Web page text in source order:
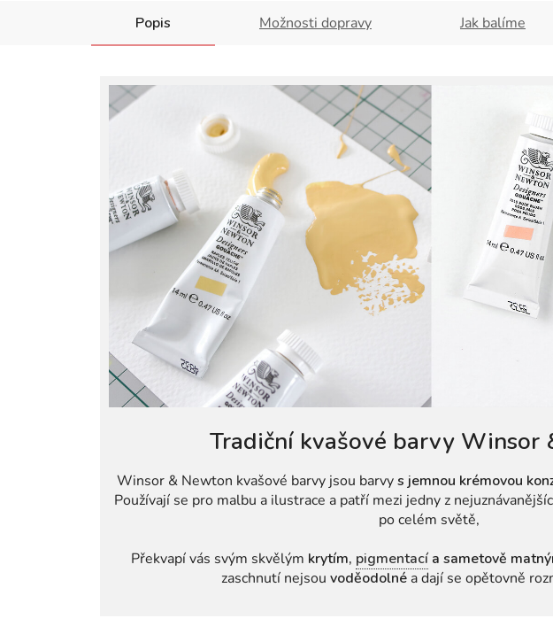
Popis Možnosti dopravy Jak balíme
Tradiční kvašové barvy Winsor
Winsor & Newton kvašové barvy jsou barvys jemnou krémovou
Používají se pro malbu a ilustrace a patří mezi jedny z
po celém světě,
Překvapí vás svým skvělým krytím, pigmentacía sametově
zaschnutí nejsouvoděodolné a dají se opětovně